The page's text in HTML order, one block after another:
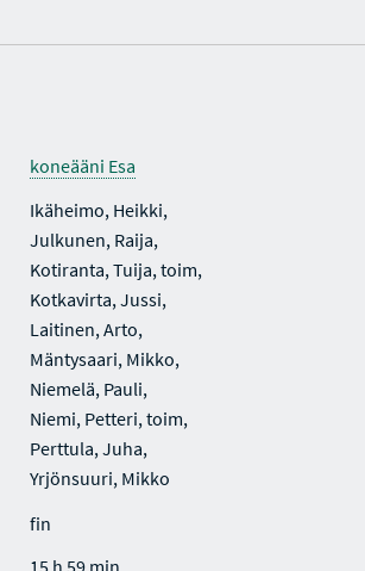
koneääni Esa
Ikäheimo, Heikki,
Julkunen, Raija,
Kotiranta, Tuija, toim,
Kotkavirta, Jussi,
Laitinen, Arto,
Mäntysaari, Mikko,
Niemelä, Pauli,
Niemi, Petteri, toim,
Perttula, Juha,
Yrjönsuuri, Mikko
fin
15 h 59 min